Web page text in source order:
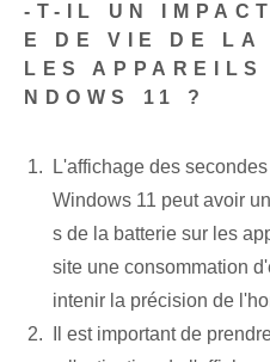
-T-IL UN
E DE VIE DE LA
LES APPAREILS
NDOWS 11 ?
L'affichage des
Windows 11 peut avoir
s de la batterie sur les
site une consommation
intenir la précision de
Il est important de